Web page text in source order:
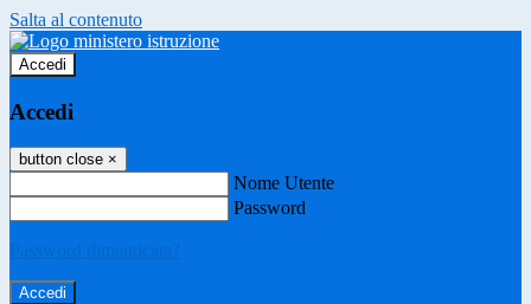
Salta al contenuto
Accedi
Accedi
button close ×
Nome Utente
Password
Password dimenticata?